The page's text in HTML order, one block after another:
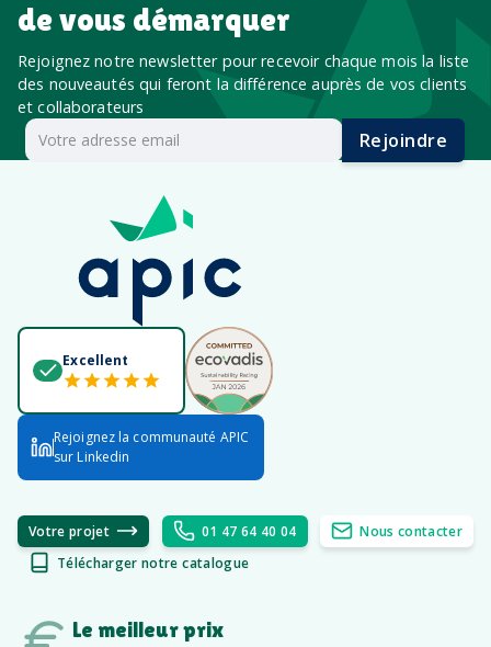
de vous démarquer
Rejoignez notre newsletter pour recevoir chaque mois la liste
des nouveautés qui feront la différence auprès de vos clients
et collaborateurs
Rejoindre
Excellent
Rejoignez la communauté APIC
sur Linkedin
Votre projet 01 47 64 40 04
Nous contacter
Télécharger notre catalogue
Le meilleur prix